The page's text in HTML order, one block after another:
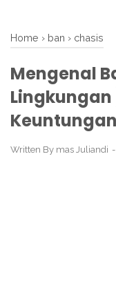
Home › ban › chasis
Mengenal
Lingkungan
Written By mas Juliandi